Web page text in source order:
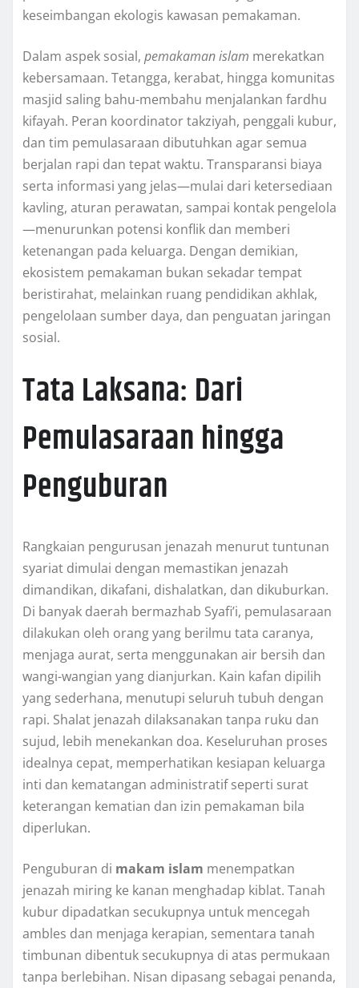
keseimbangan ekologis kawasan pemakaman.
Dalam aspek sosial, pemakaman islam merekatkan
kebersamaan. Tetangga, kerabat, hingga komunitas
masjid saling bahu-membahu menjalankan fardhu
kifayah. Peran koordinator takziyah, penggali kubur,
dan tim pemulasaraan dibutuhkan agar semua
berjalan rapi dan tepat waktu. Transparansi biaya
serta informasi yang jelas—mulai dari ketersediaan
kavling, aturan perawatan, sampai kontak pengelola
—menurunkan potensi konflik dan memberi
ketenangan pada keluarga. Dengan demikian,
ekosistem pemakaman bukan sekadar tempat
beristirahat, melainkan ruang pendidikan akhlak,
pengelolaan sumber daya, dan penguatan jaringan
sosial.
Tata Laksana: Dari
Pemulasaraan hingga
Penguburan
Rangkaian pengurusan jenazah menurut tuntunan
syariat dimulai dengan memastikan jenazah
dimandikan, dikafani, dishalatkan, dan dikuburkan.
Di banyak daerah bermazhab Syafi’i, pemulasaraan
dilakukan oleh orang yang berilmu tata caranya,
menjaga aurat, serta menggunakan air bersih dan
wangi-wangian yang dianjurkan. Kain kafan dipilih
yang sederhana, menutupi seluruh tubuh dengan
rapi. Shalat jenazah dilaksanakan tanpa ruku dan
sujud, lebih menekankan doa. Keseluruhan proses
idealnya cepat, memperhatikan kesiapan keluarga
inti dan kematangan administratif seperti surat
keterangan kematian dan izin pemakaman bila
diperlukan.
Penguburan di makam islam menempatkan
jenazah miring ke kanan menghadap kiblat. Tanah
kubur dipadatkan secukupnya untuk mencegah
ambles dan menjaga kerapian, sementara tanah
timbunan dibentuk secukupnya di atas permukaan
tanpa berlebihan. Nisan dipasang sebagai penanda,